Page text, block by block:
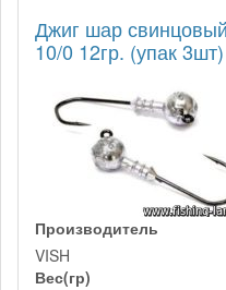
Джиг шар
10/0 12гр. (упак 3шт)
Производитель
VISH
Вес(гр)